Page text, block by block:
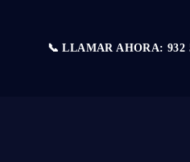
📞 LLAMAR AHORA: 932